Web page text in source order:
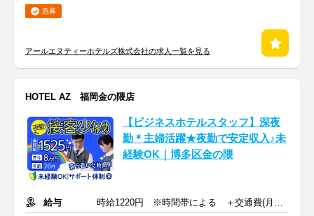
急募
アールエヌティーホテルズ株式会社の求人一覧を見る
HOTEL AZ 福岡金の隈店
【ビジネスホテルスタッフ】深夜
勤＊主婦活躍★夜勤で安定収入♪未
経験OK｜博多区金の隈
給与
時給1220円 ※時間帯による ＋交通費(月上限1万8900円)